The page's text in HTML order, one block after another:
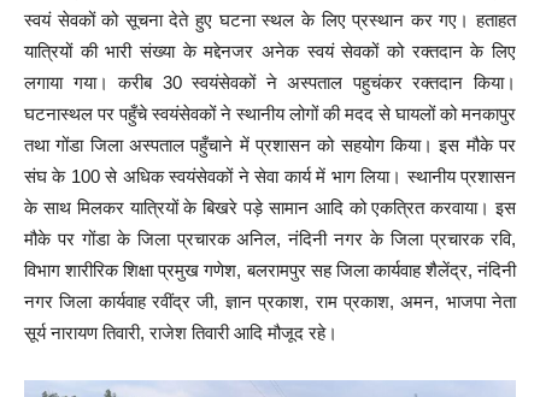
स्वयं सेवकों को सूचना देते हुए घटना स्थल के लिए प्रस्थान कर गए। हताहत
यात्रियों की भारी संख्या के मद्देनजर अनेक स्वयं सेवकों को रक्तदान के लिए
लगाया गया। करीब 30 स्वयंसेवकों ने अस्पताल पहुचंकर रक्तदान किया।
घटनास्थल पर पहुँचे स्वयंसेवकों ने स्थानीय लोगों की मदद से घायलों को मनकापुर
तथा गोंडा जिला अस्पताल पहुँचाने में प्रशासन को सहयोग किया। इस मौके पर
संघ के 100 से अधिक स्वयंसेवकों ने सेवा कार्य में भाग लिया। स्थानीय प्रशासन
के साथ मिलकर यात्रियों के बिखरे पड़े सामान आदि को एकत्रित करवाया। इस
मौके पर गोंडा के जिला प्रचारक अनिल, नंदिनी नगर के जिला प्रचारक रवि,
विभाग शारीरिक शिक्षा प्रमुख गणेश, बलरामपुर सह जिला कार्यवाह शैलेंद्र, नंदिनी
नगर जिला कार्यवाह रवींद्र जी, ज्ञान प्रकाश, राम प्रकाश, अमन, भाजपा नेता
सूर्य नारायण तिवारी, राजेश तिवारी आदि मौजूद रहे।